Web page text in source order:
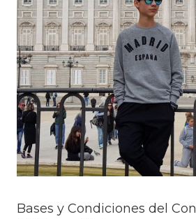
Bases y Condiciones del